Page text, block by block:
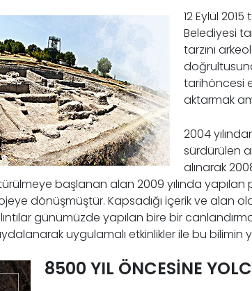
12 Eylül
Belediyesi
tarzını
tarihöncesi
aktarmak
2004
sürdürülen
alınarak
başlanan alan 2009 yılında
dönüşmüştür. Kapsadığı içerik ve alan
günümüzde yapılan bire bir
uygulamalı etkinlikler ile bu bilimin
8500 YIL ÖNCESİNE